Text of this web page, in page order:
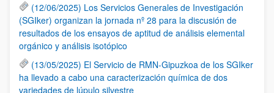
(12/06/2025) Los Servicios Generales de Investigación
(SGIker) organizan la jornada nº 28 para la discusión de
resultados de los ensayos de aptitud de análisis elemental
orgánico y análisis isotópico
(13/05/2025) El Servicio de RMN-Gipuzkoa de los SGIker
ha llevado a cabo una caracterización química de dos
variedades de lúpulo silvestre